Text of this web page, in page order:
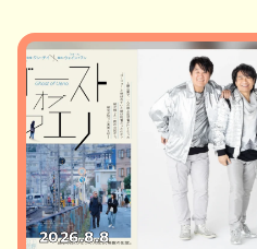
2026.8.8